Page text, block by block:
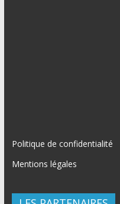
Politique de confidentialité
Mentions légales